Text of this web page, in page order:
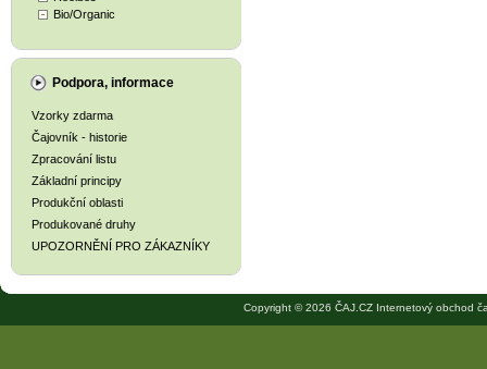
Bio/Organic
Podpora, informace
Vzorky zdarma
Čajovník - historie
Zpracování listu
Základní principy
Produkční oblasti
Produkované druhy
UPOZORNĚNÍ PRO ZÁKAZNÍKY
Copyright © 2026 ČAJ.CZ Internetový obchod